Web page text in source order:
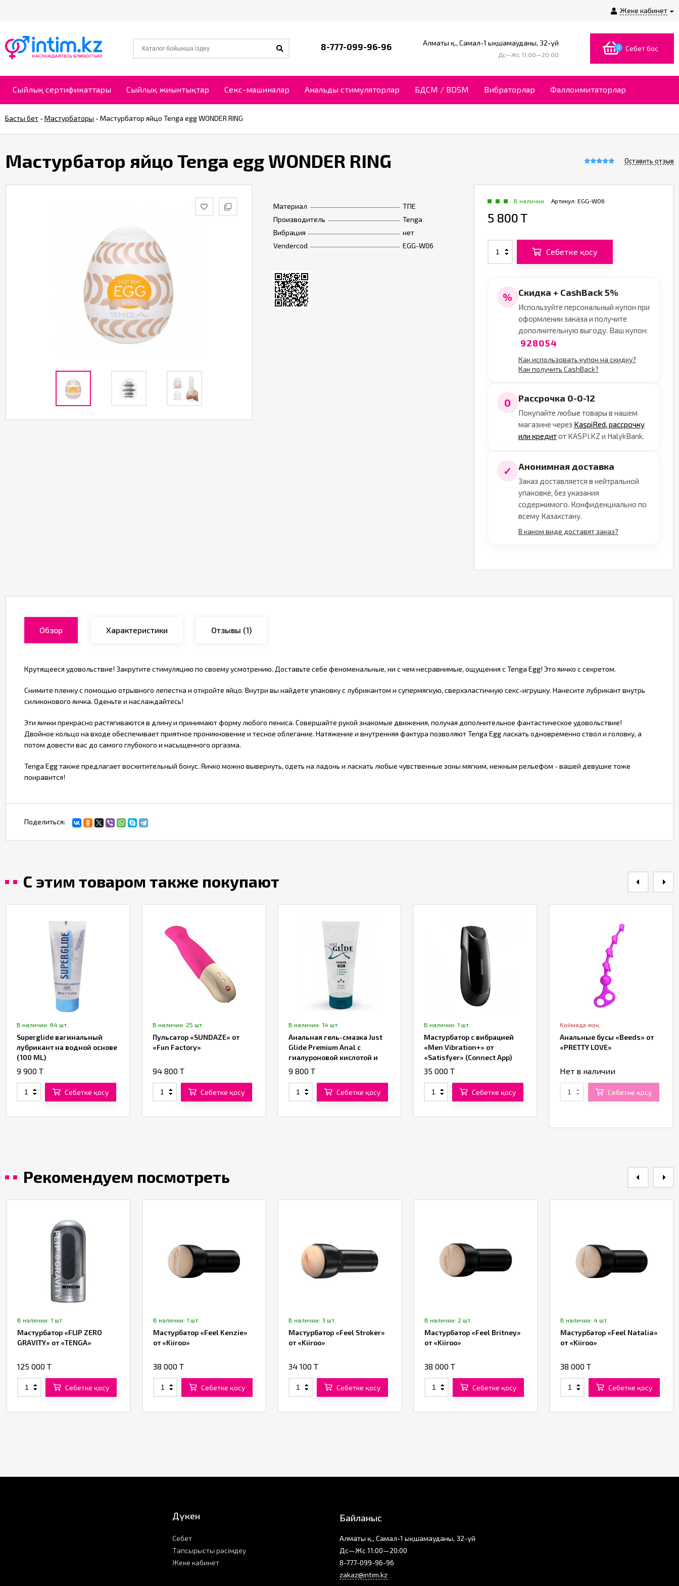
Жеке кабинет
8-777-099-96-96 Алматы қ., Самал-1 ықшамауданы, 32-үй
Дс—Жс 11:00—20:00
0 Себет бос
Сыйлық сертификаттары Сыйлық жиынтықтар Секс-машиналар Анальды стимуляторлар БДСМ / BDSM Вибраторлар Фаллоимитаторлар
Басты бет -Мастурбаторы -Мастурбатор яйцо Tenga egg WONDER RING
Мастурбатор яйцо Tenga egg WONDER RING Оставить отзыв
Материал
ТПЕ
Производитель
Tenga
Вибрация
нет
Vendercod
EGG-W06
Артикул: EGG-W06
В наличии
5 800 T
Себетке қосу
% Скидка + CashBack 5%
Используйте персональный купон при
оформлении заказа и получите
дополнительную выгоду. Ваш купон:
928054
Как использовать купон на скидку?
Как получить CashBack?
0 Рассрочка 0-0-12
Покупайте любые товары в нашем
магазине через KaspiRed, рассрочку
или кредитот KASPI.KZ и HalykBank.
✓ Анонимная доставка
Заказ доставляется в нейтральной
упаковке, без указания
содержимого. Конфиденциально по
всему Казахстану.
В каком виде доставят заказ?
Обзор Характеристики Отзывы (1)
Крутящееся удовольствие! Закрутите стимуляцию по своему усмотрению. Доставьте себе феноменальные, ни с чем несравнимые, ощущения с Tenga Egg! Это яичко с секретом.
Снимите пленку с помощью отрывного лепестка и откройте яйцо. Внутри вы найдете упаковку с лубрикантом и супермягкую, сверхэластичную секс-игрушку. Нанесите лубрикант внутрь
силиконового яичка. Оденьте и наслаждайтесь!
Эти яички прекрасно растягиваются в длину и принимают форму любого пениса. Совершайте рукой знакомые движения, получая дополнительное фантастическое удовольствие!
Двойное кольцо на входе обеспечивает приятное проникновение и тесное облегание. Натяжение и внутренняя фактура позволяют Tenga Egg ласкать одновременно ствол и головку, а
потом довести вас до самого глубокого и насыщенного оргазма.
Tenga Egg также предлагает восхитительный бонус. Яичко можно вывернуть, одеть на ладонь и ласкать любые чувственные зоны мягким, нежным рельефом - вашей девушке тоже
понравится!
Поделиться:
С этим товаром также покупают
В наличии: 64 шт.
Superglide вагинальный
лубрикант на водной основе
(100 ML)
9 900 T
Себетке қосу
В наличии: 25 шт.
Пульсатор «SUNDAZE» от
«Fun Factory»
94 800 T
Себетке қосу
В наличии: 14 шт.
Анальная гель-смазка Just
Glide Premium Anal с
гиалуроновой кислотой и
пантенолом (200 ML)
9 800 T
Себетке қосу
В наличии: 1 шт.
Мастурбатор с вибрацией
«Men Vibration+» от
«Satisfyer» (Connect App)
35 000 T
Себетке қосу
Қоймада жоқ
Анальные бусы «Beeds» от
«PRETTY LOVE»
Нет в наличии
Себетке қосу
Рекомендуем посмотреть
В наличии: 1 шт.
Мастурбатор «FLIP ZERO
GRAVITY» от «TENGA»
125 000 T
Себетке қосу
В наличии: 1 шт.
Мастурбатор «Feel Kenzie»
от «Kiiroo»
38 000 T
Себетке қосу
В наличии: 3 шт.
Мастурбатор «Feel Stroker»
от «Kiiroo»
34 100 T
Себетке қосу
В наличии: 2 шт.
Мастурбатор «Feel Britney»
от «Kiiroo»
38 000 T
Себетке қосу
В наличии: 4 шт.
Мастурбатор «Feel Natalia»
от «Kiiroo»
38 000 T
Себетке қосу
Дүкен
Себет
Тапсырысты рәсімдеу
Жеке кабинет
Байланыс
Алматы қ., Самал-1 ықшамауданы, 32-үй
Дс—Жс 11:00—20:00
8-777-099-96-96
zakaz@intim.kz